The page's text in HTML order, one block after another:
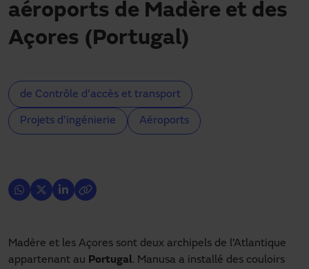
aéroports de Madère et des
Açores (Portugal)
de Contrôle d'accès et transport
Projets d'ingénierie Aéroports
Madère et les Açores sont deux archipels de l'Atlantique
appartenant au Portugal. Manusa a installé des couloirs